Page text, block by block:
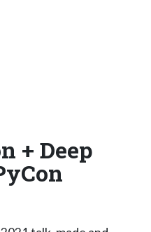
+ Deep